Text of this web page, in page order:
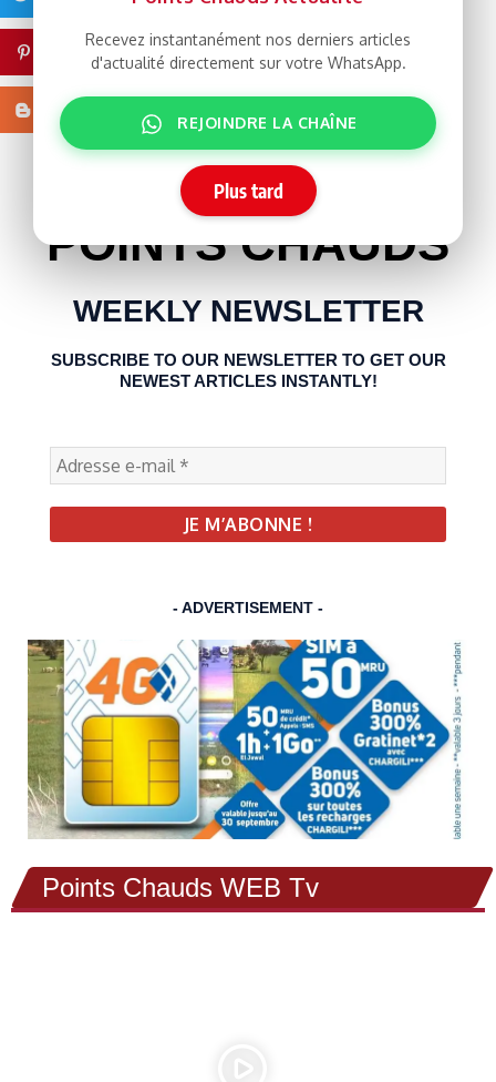
Blogger
Follow Us
Find Us on Social Media
Twitter
Follow
Youtube
Subscribe
POINTS CHAUDS
WEEKLY NEWSLETTER
SUBSCRIBE TO OUR NEWSLETTER TO GET OUR
NEWEST ARTICLES INSTANTLY!
- ADVERTISEMENT -
Points Chauds WEB Tv
Recevez instantanément nos derniers articles
d'actualité directement sur votre WhatsApp.
REJOINDRE LA CHAÎNE
Plus tard